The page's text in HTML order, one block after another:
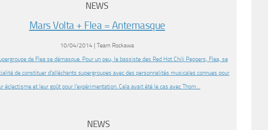
NEWS
Mars Volta + Flea = Antemasque
10/04/2014 | Team Rockawa
de Flea se démasque. Pour un peu, le bassiste des Red Hot Chili Peppers, Flea, se
de constituer d’alléchants supergroupes avec des personnalités musicales connues pour
éclectisme et leur goût pour l’expérimentation. Cela avait été le cas avec Thom…
NEWS